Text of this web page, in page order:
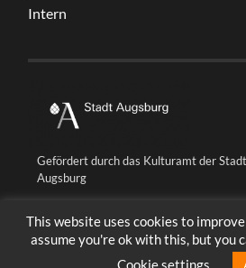
Intern
Gefördert durch das Kulturamt der Stadt
Augsburg
BALLONFABRIK
This website uses cookies to
assume you're ok with this, but you
Cookie settings